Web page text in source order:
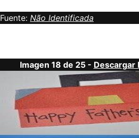
Fuente: Não Identificada
Imagen 18 de 25 - Descargar